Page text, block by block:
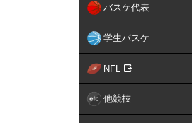
バスケ代表
学生バスケ
NFL
他競技